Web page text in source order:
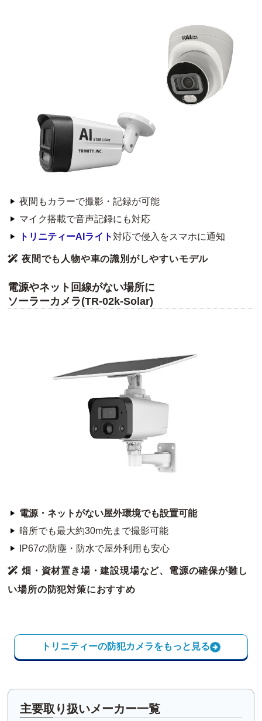
夜間もカラーで撮影・記録が可能
マイク搭載で音声記録にも対応
トリニティーAIライト 対応で侵入をスマホに通知
夜間でも人物や車の識別がしやすいモデル
電源やネット回線がない場所に
ソーラーカメラ(TR-02k-Solar)
電源・ネットがない屋外環境でも設置可能
暗所でも最大約30m先まで撮影可能
IP67の防塵・防水で屋外利用も安心
畑・資材置き場・建設現場など、電源の確保が難し
い場所の防犯対策におすすめ
トリニティーの防犯カメラをもっと見る
主要取り扱いメーカー一覧